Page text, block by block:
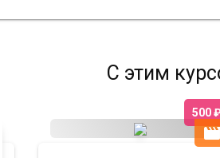
С этим
500
movie